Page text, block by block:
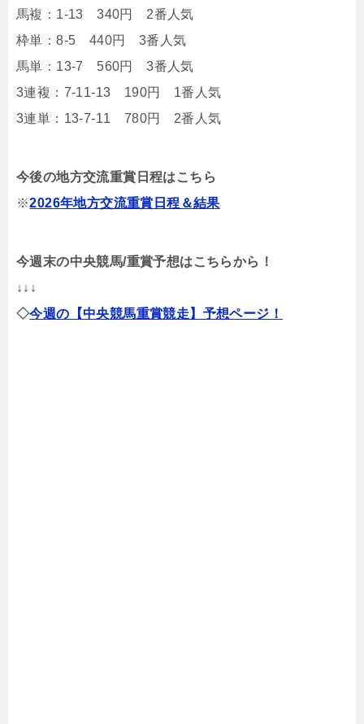
馬複：1-13 340円 2番人気
枠単：8-5 440円 3番人気
馬単：13-7 560円 3番人気
3連複：7-11-13 190円 1番人気
3連単：13-7-11 780円 2番人気
今後の地方交流重賞日程はこちら
※2026年地方交流重賞日程＆結果
今週末の中央競馬/重賞予想はこちらから！
↓↓↓
◇今週の【中央競馬重賞競走】予想ページ！